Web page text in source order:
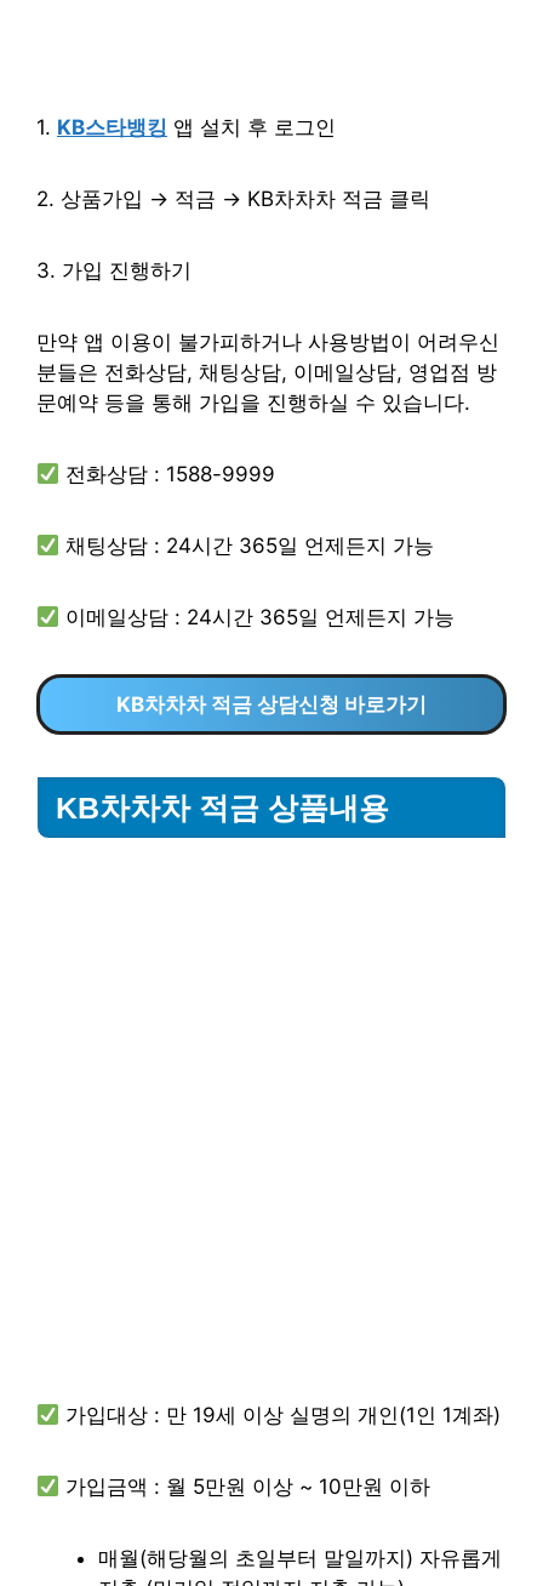
1. KB스타뱅킹 앱 설치 후 로그인
2. 상품가입 → 적금 → KB차차차 적금 클릭
3. 가입 진행하기
만약 앱 이용이 불가피하거나 사용방법이 어려우신
분들은 전화상담, 채팅상담, 이메일상담, 영업점 방
문예약 등을 통해 가입을 진행하실 수 있습니다.
전화상담 : 1588-9999
채팅상담 : 24시간 365일 언제든지 가능
이메일상담 : 24시간 365일 언제든지 가능
KB차차차 적금 상담신청 바로가기
KB차차차 적금 상품내용
가입대상 : 만 19세 이상 실명의 개인(1인 1계좌)
가입금액 : 월 5만원 이상 ~ 10만원 이하
매월(해당월의 초일부터 말일까지) 자유롭게